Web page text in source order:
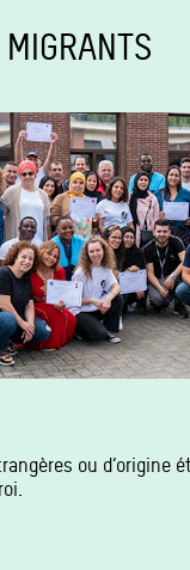
ou d’origine